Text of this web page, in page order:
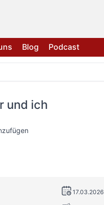
Blog Podcast
und ich
17.03.2026